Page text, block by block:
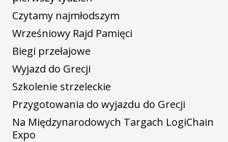
Czytamy najmłodszym
Wrześniowy Rajd Pamięci
Biegi przełajowe
Wyjazd do Grecji
Szkolenie strzeleckie
Przygotowania do wyjazdu do Grecji
Na Międzynarodowych Targach LogiChain
Expo